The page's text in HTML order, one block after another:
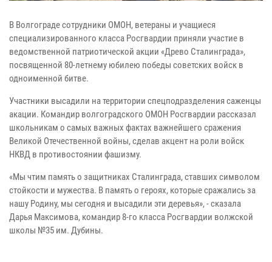
В Волгограде сотрудники ОМОН, ветераны и учащиеся
специализированного класса Росгвардии приняли участие в
ведомственной патриотической акции «Древо Сталинграда»,
посвященной 80-летнему юбилею победы советских войск в
одноименной битве.
Участники высадили на территории спецподразделения саженцы
акации. Командир волгоградского ОМОН Росгвардии рассказал
школьникам о самых важных фактах важнейшего сражения
Великой Отечественной войны, сделав акцент на роли войск
НКВД в противостоянии фашизму.
«Мы чтим память о защитниках Сталинграда, ставших символом
стойкости и мужества. В память о героях, которые сражались за
нашу Родину, мы сегодня и высадили эти деревья», - сказала
Дарья Максимова, командир 8-го класса Росгвардии волжской
школы №35 им. Дубины.